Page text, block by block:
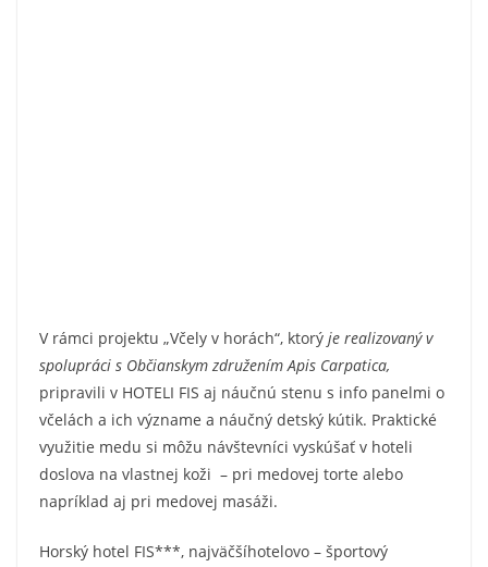
V rámci projektu „Včely v horách“, ktorý je realizovaný v
spolupráci s Občianskym združením Apis Carpatica,
pripravili v HOTELI FIS aj náučnú stenu s info panelmi o
včelách a ich význame a náučný detský kútik. Praktické
využitie medu si môžu návštevníci vyskúšať v hoteli
doslova na vlastnej koži – pri medovej torte alebo
napríklad aj pri medovej masáži.
Horský hotel FIS***, najväčšíhotelovo – športový